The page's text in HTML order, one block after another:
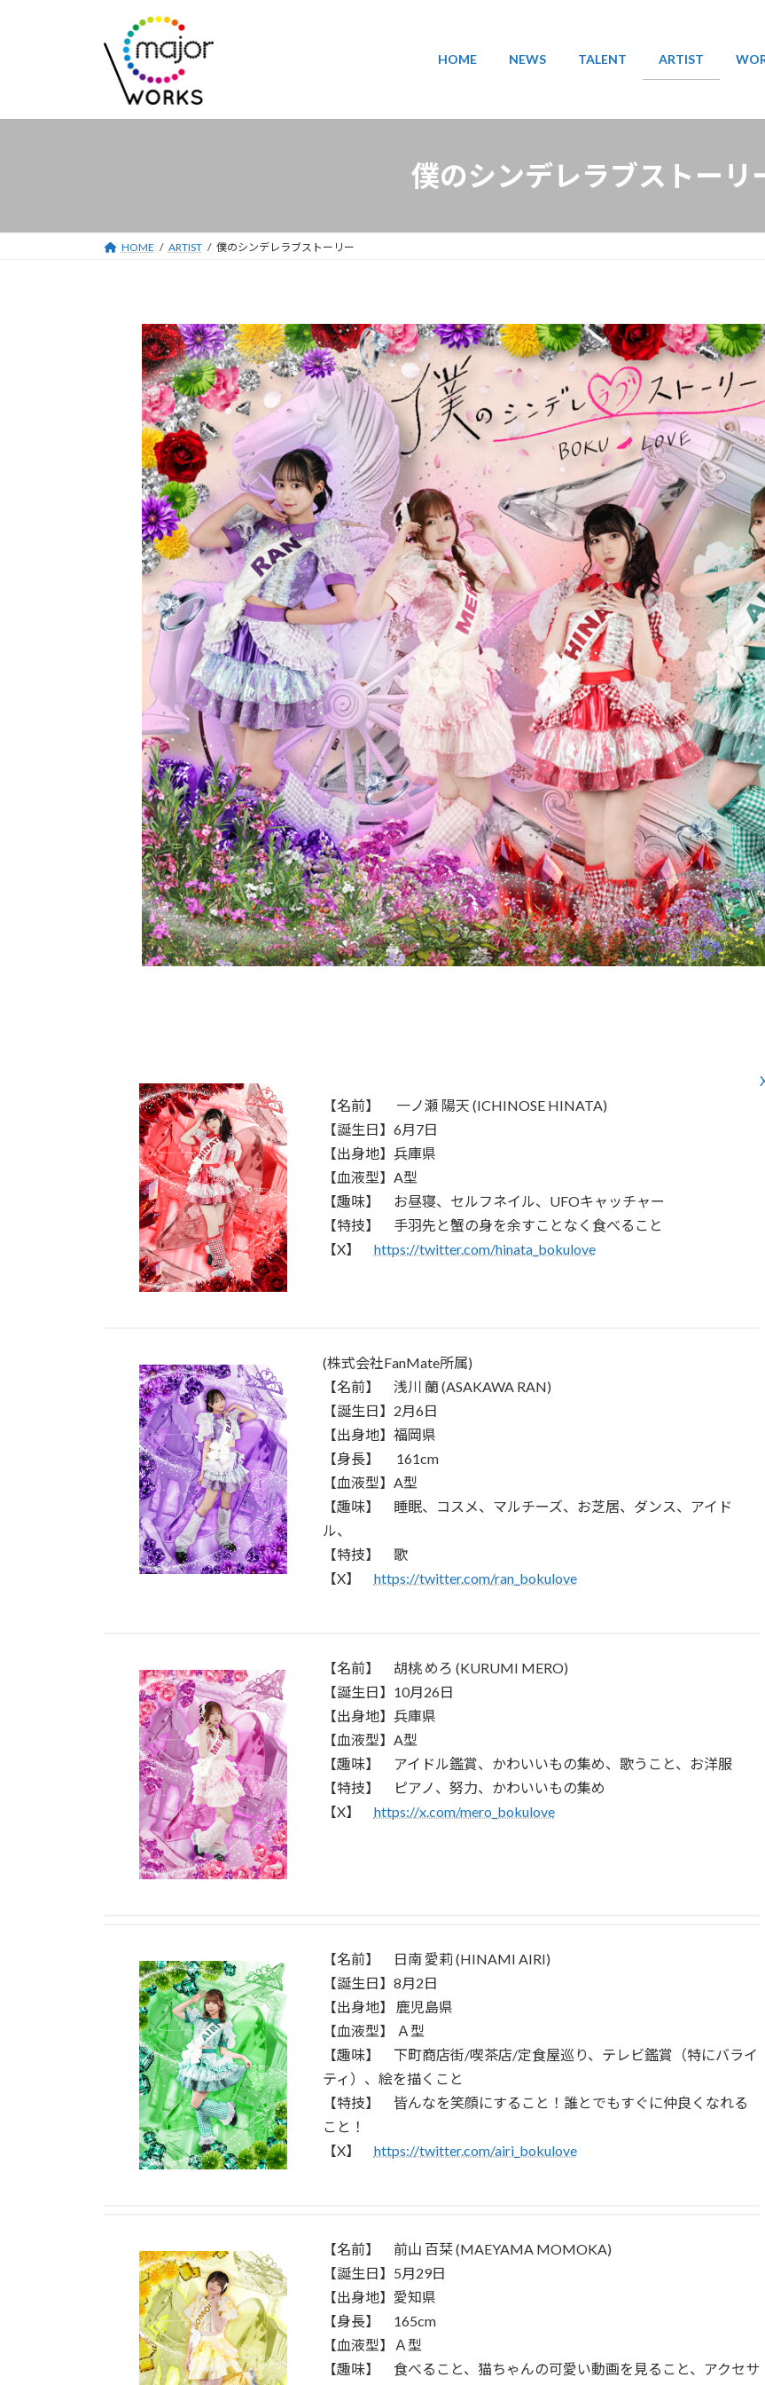
へ
ョ
HOME NEWS TALENT ARTIST
僕のシンデレラブストーリ
HOME ARTIST 僕のシンデレラブストーリー
【名前】 一ノ瀬 陽天 (ICHINOSE HINATA)
【誕生日】6月7日
【出身地】兵庫県
【血液型】A型
【趣味】 お昼寝、セルフネイル、UFOキャッチャー
【特技】 手羽先と蟹の身を余すことなく食べること
【X】 https://twitter.com/hinata_bokulove
(株式会社FanMate所属)
【名前】 浅川 蘭 (ASAKAWA RAN)
【誕生日】2月6日
【出身地】福岡県
【身長】 161cm
【血液型】A型
【趣味】 睡眠、コスメ、マルチーズ、お芝居、ダンス、アイド
ル、
【特技】 歌
【X】 https://twitter.com/ran_bokulove
【名前】 胡桃 めろ (KURUMI MERO)
【誕生日】10月26日
【出身地】兵庫県
【血液型】A型
【趣味】 アイドル鑑賞、かわいいもの集め、歌うこと、お洋服
【特技】 ピアノ、努力、かわいいもの集め
【X】 https://x.com/mero_bokulove
【名前】 日南 愛莉 (HINAMI AIRI)
【誕生日】8月2日
【出身地】 鹿児島県
【血液型】 Ａ型
【趣味】 下町商店街/喫茶店/定食屋巡り、テレビ鑑賞（特にバライ
ティ）、絵を描くこと
【特技】 皆んなを笑顔にすること！誰とでもすぐに仲良くなれる
こと！
【X】 https://twitter.com/airi_bokulove
【名前】 前山 百栞 (MAEYAMA MOMOKA)
【誕生日】5月29日
【出身地】愛知県
【身長】 165cm
【血液型】Ａ型
【趣味】 食べること、猫ちゃんの可愛い動画を見ること、アクセサ